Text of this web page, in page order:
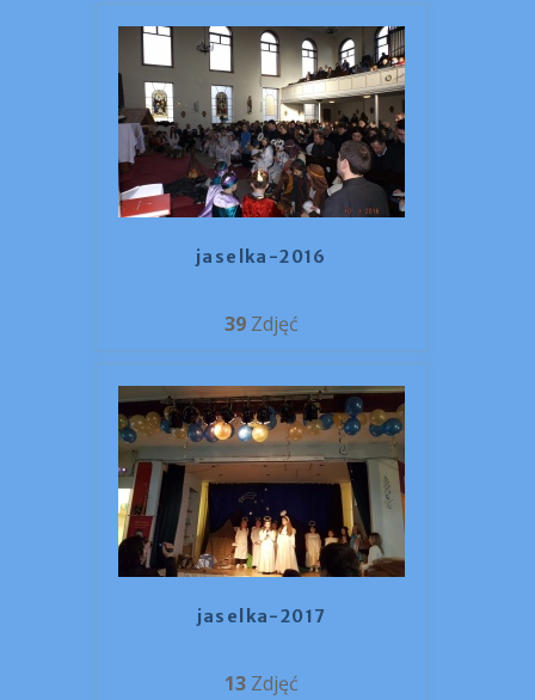
jaselka-2016
39 Zdjęć
jaselka-2017
13 Zdjęć